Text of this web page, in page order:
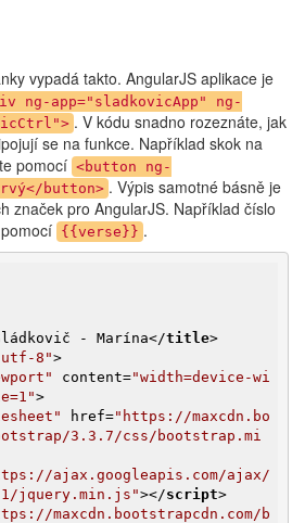
vypadá takto. AngularJS aplikace je
ng-app="sladkovicApp" ng-
. V kódu snadno rozeznáte, jak
se na funkce. Například skok na
pomocí <button ng-
button> . Výpis samotné básně je
značek pro AngularJS. Například číslo
{{verse}} .
- Marína</title>
8">
content="width=device-wi
>
href="https://maxcdn.bo
3.3.7/css/bootstrap.mi
ajax.googleapis.com/ajax/
jquery.min.js"></script>
maxcdn.bootstrapcdn.com/b